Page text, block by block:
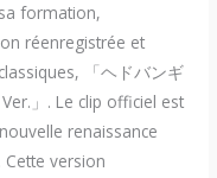
formation,
réenregistrée et
「ヘドバンギ
」. Le clip officiel est
renaissance
version